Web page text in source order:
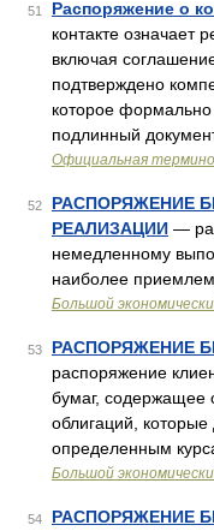
51 Распоряжение о
контакте означает
включая
подтверждено
которое формально
подлинный
Официальная
52
РАСПОРЯЖЕНИЕ
РЕАЛИЗАЦИИ —
немедленному
наиболее
Большой
53 РАСПОРЯЖЕНИЕ
распоряжение
бумаг, содержащее
облигаций,
определенным
Большой
54 РАСПОРЯЖЕНИЕ